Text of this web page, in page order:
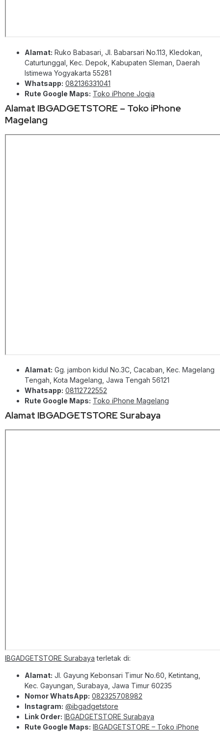
Alamat: Ruko Babasari, Jl. Babarsari No.113, Kledokan,
Caturtunggal, Kec. Depok, Kabupaten Sleman, Daerah
Istimewa Yogyakarta 55281
Whatsapp: 082136331041
Rute Google Maps: Toko iPhone Jogja
Alamat IBGADGETSTORE – Toko iPhone
Magelang
Alamat: Gg. jambon kidul No.3C, Cacaban, Kec. Magelang
Tengah, Kota Magelang, Jawa Tengah 56121
Whatsapp: 08112722552
Rute Google Maps: Toko iPhone Magelang
Alamat IBGADGETSTORE Surabaya
IBGADGETSTORE Surabaya terletak di:
Alamat: Jl. Gayung Kebonsari Timur No.60, Ketintang,
Kec. Gayungan, Surabaya, Jawa Timur 60235
Nomor WhatsApp: 082325708982
Instagram: @ibgadgetstore
Link Order: IBGADGETSTORE Surabaya
Rute Google Maps: IBGADGETSTORE – Toko iPhone